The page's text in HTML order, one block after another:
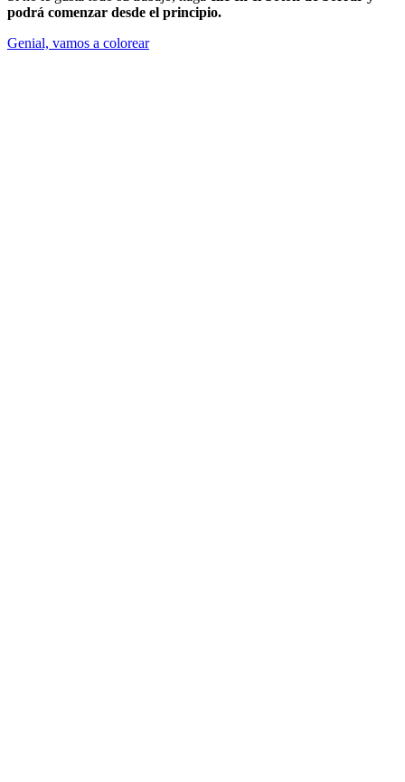
podrá comenzar desde el principio.
Genial, vamos a colorear